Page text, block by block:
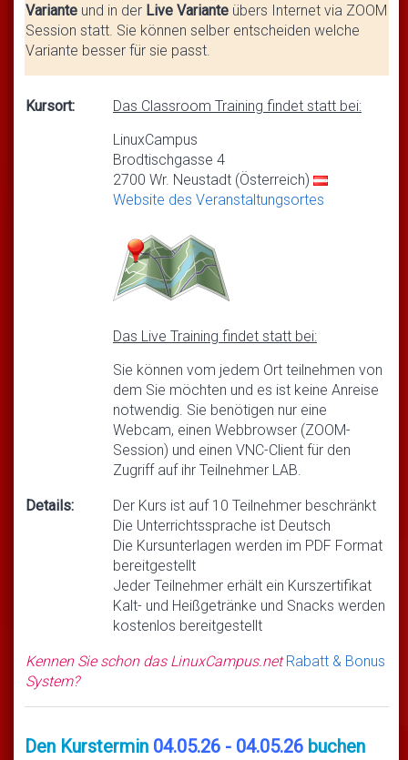
Variante und in der Live Variante übers Internet via ZOOM
Session statt. Sie können selber entscheiden welche
Variante besser für sie passt.
Kursort:
Das Classroom Training findet statt bei:
LinuxCampus
Brodtischgasse 4
2700 Wr. Neustadt (Österreich)
Website des Veranstaltungsortes
Das Live Training findet statt bei:
Sie können vom jedem Ort teilnehmen von
dem Sie möchten und es ist keine Anreise
notwendig. Sie benötigen nur eine
Webcam, einen Webbrowser (ZOOM-
Session) und einen VNC-Client für den
Zugriff auf ihr Teilnehmer LAB.
Details:
Der Kurs ist auf 10 Teilnehmer beschränkt
Die Unterrichtssprache ist Deutsch
Die Kursunterlagen werden im PDF Format
bereitgestellt
Jeder Teilnehmer erhält ein Kurszertifikat
Kalt- und Heißgetränke und Snacks werden
kostenlos bereitgestellt
Kennen Sie schon das LinuxCampus.netRabatt & Bonus
System?
Den Kurstermin 04.05.26 - 04.05.26 buchen